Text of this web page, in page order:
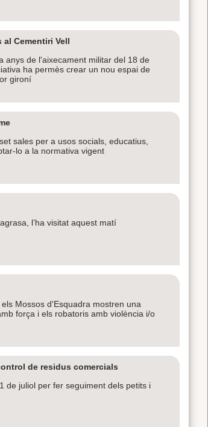
Cementiri Vell
anys de l'aixecament militar del 18 de
ha permès crear un nou espai de
gironí
sales per a usos socials, educatius,
lo a la normativa vigent
l’ha visitat aquest matí
Mossos d'Esquadra mostren una
força i els robatoris amb violència i/o
de residus comercials
de juliol per fer seguiment dels petits i